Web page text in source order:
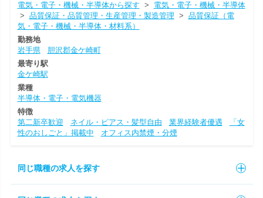
電気・電子・機械・半導体から探す > 電気・電子・機械・半導体
> 品質保証・品質管理・生産管理・製造管理 > 品質保証（電
気・電子・機械・半導体・材料系）
勤務地
岩手県
胆沢郡金ケ崎町
最寄り駅
金ケ崎駅
業種
半導体・電子・電気機器
特徴
第二新卒歓迎
ネイル・ピアス・髪型自由 業界経験者優遇
「女
性のおしごと」掲載中
オフィス内禁煙・分煙
同じ職種の求人を探す